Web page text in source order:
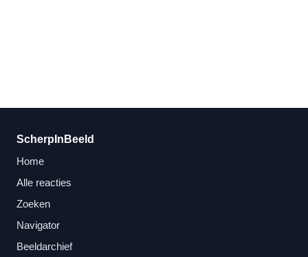
ScherpInBeeld
Home
Alle reacties
Zoeken
Navigator
Beeldarchief